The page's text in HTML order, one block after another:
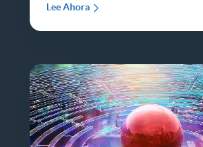
Lee Ahora